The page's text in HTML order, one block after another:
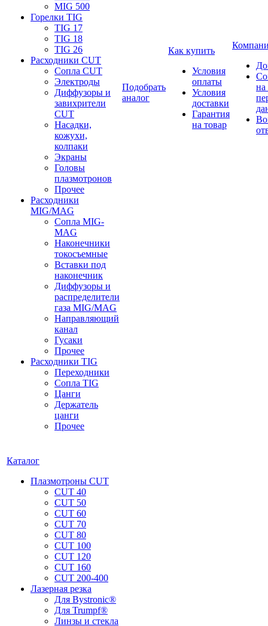
MIG 500
Горелки TIG
TIG 17
TIG 18
TIG 26
Расходники CUT
Сопла CUT
Электроды
Диффузоры и
завихрители
CUT
Насадки,
кожухи,
колпаки
Экраны
Головы
плазмотронов
Прочее
Расходники
MIG/MAG
Сопла MIG-
MAG
Наконечники
токосъемные
Вставки под
наконечник
Диффузоры и
распределители
газа MIG/MAG
Направляющий
канал
Гусаки
Прочее
Расходники TIG
Переходники
Сопла TIG
Цанги
Держатель
цанги
Прочее
Подобрать
аналог
Как купить
Условия
оплаты
Условия
доставки
Гарантия
на товар
на
Каталог
Плазмотроны CUT
CUT 40
CUT 50
CUT 60
CUT 70
CUT 80
CUT 100
CUT 120
CUT 160
CUT 200-400
Лазерная резка
Для Bystronic®
Для Trumpf®
Линзы и стекла